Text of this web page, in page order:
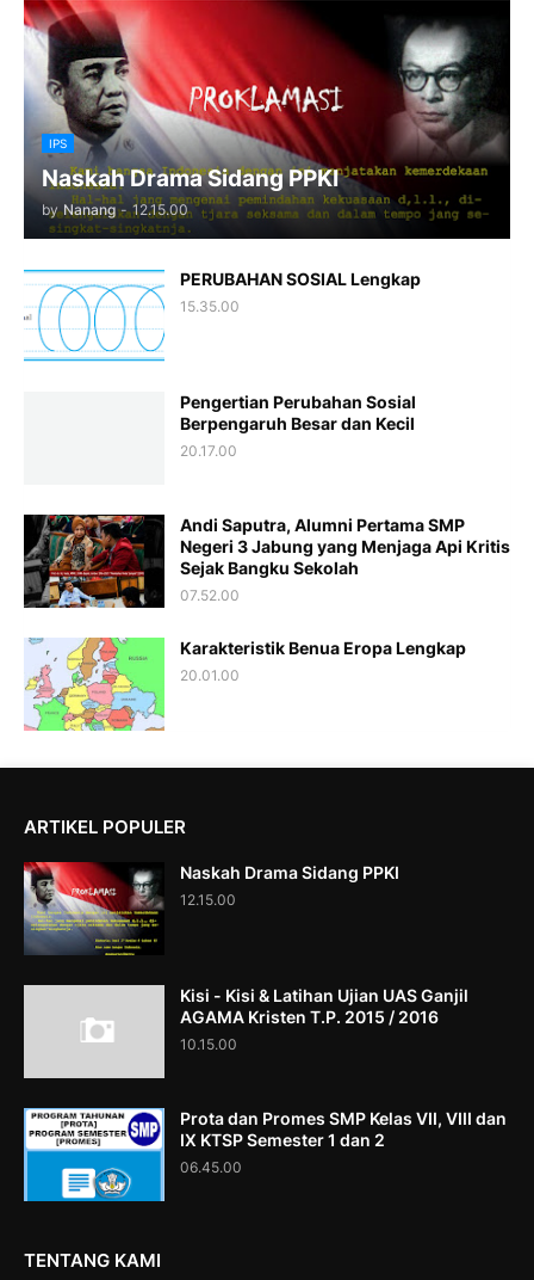
IPS
Naskah Drama Sidang PPKI
by Nanang - 12.15.00
PERUBAHAN SOSIAL Lengkap
15.35.00
Pengertian Perubahan Sosial
Berpengaruh Besar dan Kecil
20.17.00
Andi Saputra, Alumni Pertama SMP
Negeri 3 Jabung yang Menjaga Api Kritis
Sejak Bangku Sekolah
07.52.00
Karakteristik Benua Eropa Lengkap
20.01.00
ARTIKEL POPULER
Naskah Drama Sidang PPKI
12.15.00
Kisi - Kisi & Latihan Ujian UAS Ganjil
AGAMA Kristen T.P. 2015 / 2016
10.15.00
Prota dan Promes SMP Kelas VII, VIII dan
IX KTSP Semester 1 dan 2
06.45.00
TENTANG KAMI